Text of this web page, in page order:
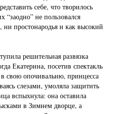
себе, что творилось
“заодно” не пользовался
простонародья и как высокий
решительная развязка
Екатерина, посетив спектакль
свою опочивальню, принцесса
слезами, умоляла защитить
вспыхнула: она оставила
в Зимнем дворце, а